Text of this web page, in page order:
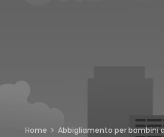
Home Abbigliamento per bambini